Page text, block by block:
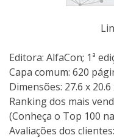
Editora:‎ AlfaCon; 1ª
Capa comum:‎ 620
Dimensões:‎ 27.6 x 20.6
Ranking dos mais
(Conheça o Top 100
Avaliações dos